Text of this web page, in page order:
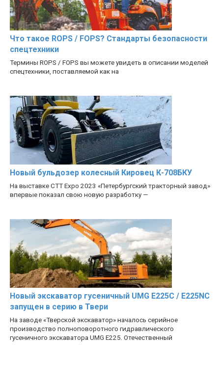
Что такое ROPS / FOPS? Стандарты безопасности
спецтехники
Термины ROPS / FOPS вы можете увидеть в описании моделей
спецтехники, поставляемой как на
Новый бульдозер колесный Кировец К-708БКУ
На выставке CTT Expo 2023 «Петербургский тракторный завод»
впервые показал свою новую разработку —
Новый экскаватор гусеничный UMG E225C / E225NC
запущен в серию в Твери
На заводе «Тверской экскаватор» началось серийное
производство полноповоротного гидравлического
гусеничного экскаватора UMG E225. Отечественный